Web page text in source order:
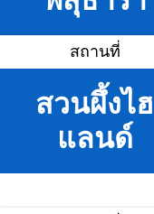
สถานที่
สวนผึ้งไฮ
แลนด์